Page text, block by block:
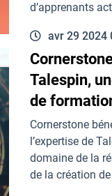
d’apprenants
avr 29 2024
Talespin,
de
Cornerstone
l’expertise de
domaine de la
de la création